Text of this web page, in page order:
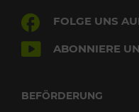
FOLGE UNS
ABONNIERE
BEFÖRDERUNG